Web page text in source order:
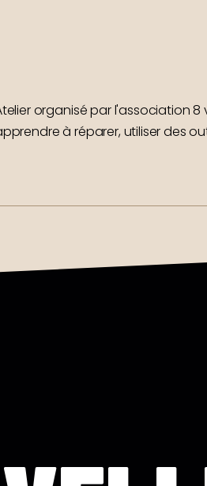
organisé par l'association 8
à réparer, utiliser des